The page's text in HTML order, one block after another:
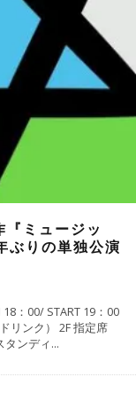
ミュージッ
ぶりの単独公演
：00/ START 19：00
リンク） 2F 指定席
タンディ...